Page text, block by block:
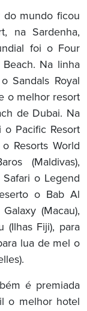
do mundo ficou
na Sardenha,
foi o Four
Na linha
Sandals Royal
o melhor resort
de Dubai. Na
Pacific Resort
Resorts World
(Maldivas),
o Legend
o Bab Al
(Macau),
(Ilhas Fiji), para
lua de mel o
é premiada
o melhor hotel